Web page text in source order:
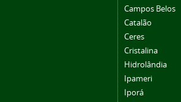
Campos Belos
Catalão
Ceres
Cristalina
Hidrolândia
Ipameri
Iporá